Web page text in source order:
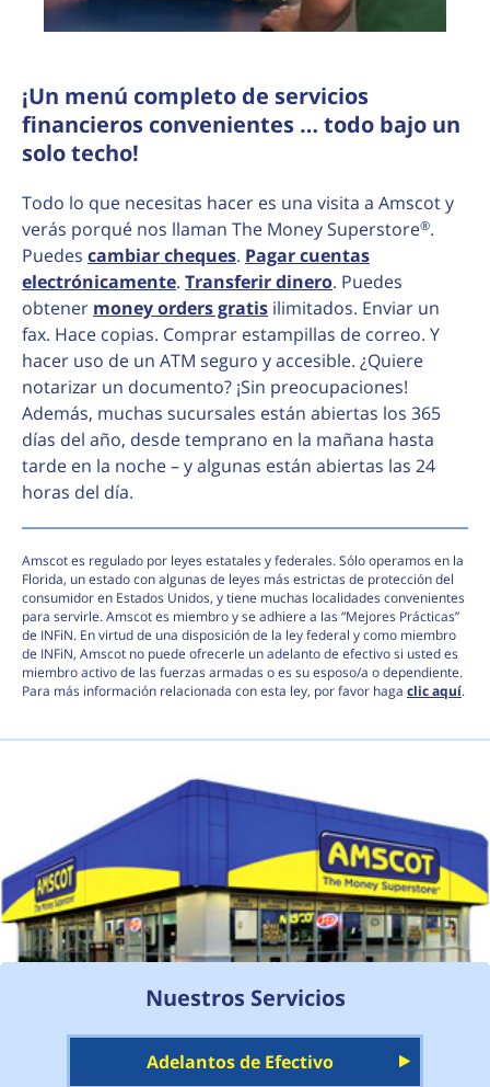
¡Un menú completo de servicios
financieros convenientes … todo bajo un
solo techo!
Todo lo que necesitas hacer es una visita a Amscot y
verás porqué nos llaman The Money Superstore®.
Puedes cambiar cheques. Pagar cuentas
electrónicamente. Transferir dinero. Puedes
obtener money orders gratis ilimitados. Enviar un
fax. Hace copias. Comprar estampillas de correo. Y
hacer uso de un ATM seguro y accesible. ¿Quiere
notarizar un documento? ¡Sin preocupaciones!
Además, muchas sucursales están abiertas los 365
días del año, desde temprano en la mañana hasta
tarde en la noche – y algunas están abiertas las 24
horas del día.
Amscot es regulado por leyes estatales y federales. Sólo operamos en la
Florida, un estado con algunas de leyes más estrictas de protección del
consumidor en Estados Unidos, y tiene muchas localidades convenientes
para servirle. Amscot es miembro y se adhiere a las “Mejores Prácticas”
de INFiN. En virtud de una disposición de la ley federal y como miembro
de INFiN, Amscot no puede ofrecerle un adelanto de efectivo si usted es
miembro activo de las fuerzas armadas o es su esposo/a o dependiente.
Para más información relacionada con esta ley, por favor haga clic aquí.
Nuestros Servicios
Adelantos de Efectivo